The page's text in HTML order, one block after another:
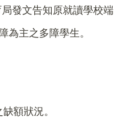
發文告知原就讀學校端
為主之多障學生。
額狀況。